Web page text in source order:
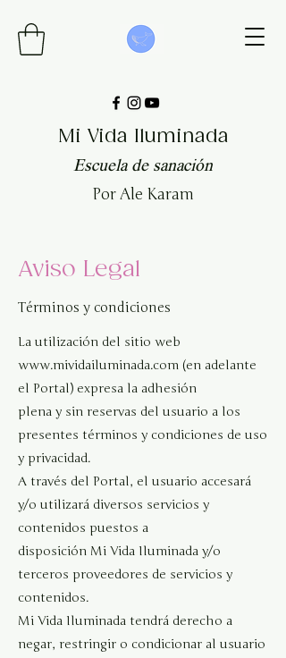
Mi Vida Iluminada
Escuela de sanación
Por Ale Karam
Aviso Legal
Términos y condiciones
La utilización del sitio web
www.mividailuminada.com (en adelante
el Portal) expresa la adhesión
plena y sin reservas del usuario a los
presentes términos y condiciones de uso
y privacidad.
A través del Portal, el usuario accesará
y/o utilizará diversos servicios y
contenidos puestos a
disposición Mi Vida Iluminada y/o
terceros proveedores de servicios y
contenidos.
Mi Vida Iluminada tendrá derecho a
negar, restringir o condicionar al usuario